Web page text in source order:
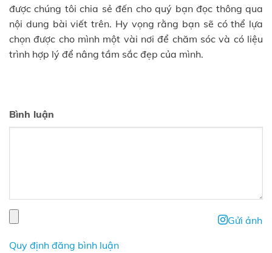
được chúng tôi chia sẻ đến cho quý bạn đọc thông qua
nội dung bài viết trên. Hy vọng rằng bạn sẽ có thể lựa
chọn được cho mình một vài nơi để chăm sóc và có liệu
trình hợp lý để nâng tầm sắc đẹp của mình.
Bình luận
Gửi ảnh
Quy định đăng bình luận